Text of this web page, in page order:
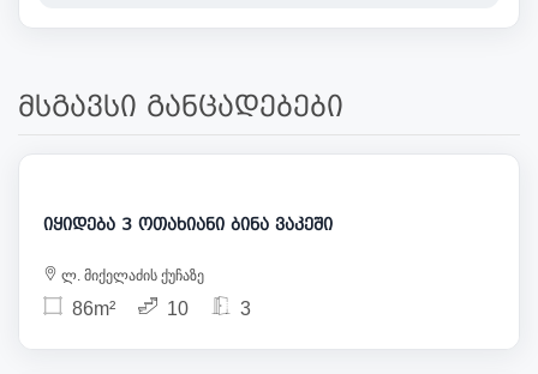
მსგავსი განცადებები
275 000
იყიდება 3 ოთახიანი ბინა ვაკეში
ლ. მიქელაძის ქუჩაზე
86m² 10 3